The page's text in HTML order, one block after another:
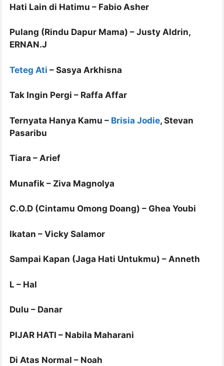
Hati Lain di Hatimu – Fabio Asher
Pulang (Rindu Dapur Mama) – Justy Aldrin,
ERNAN.J
Teteg Ati – Sasya Arkhisna
Tak Ingin Pergi – Raffa Affar
Ternyata Hanya Kamu – Brisia Jodie, Stevan
Pasaribu
Tiara – Arief
Munafik – Ziva Magnolya
C.O.D (Cintamu Omong Doang) – Ghea Youbi
Ikatan – Vicky Salamor
Sampai Kapan (Jaga Hati Untukmu) – Anneth
L – Hal
Dulu – Danar
PIJAR HATI – Nabila Maharani
Di Atas Normal – Noah